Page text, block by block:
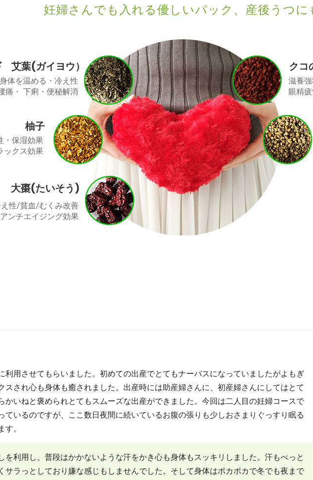
利用させてもらいました。初めての出産でとてもナーバスになっていましたがよもぎ
スされ心も身体も癒されました。出産時には助産婦さんに、初産婦さんにしてはとて
かいねと褒められとてもスムーズな出産ができました。今回は二人目の妊婦コースで
ているのですが、ここ数日夜間に続いているお腹の張りも少しおさまりぐっすり眠る
す。
を利用し、普段はかかないような汗をかき心も身体もスッキリしました。汗もべっと
サラっとしており嫌な感じもしませんでした。そして身体はポカポカで冬でも夜まで